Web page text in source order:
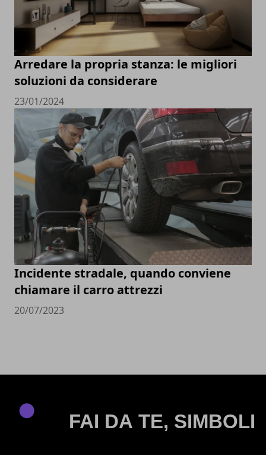
Arredare la propria stanza: le migliori
soluzioni da considerare
23/01/2024
Incidente stradale, quando conviene
chiamare il carro attrezzi
20/07/2023